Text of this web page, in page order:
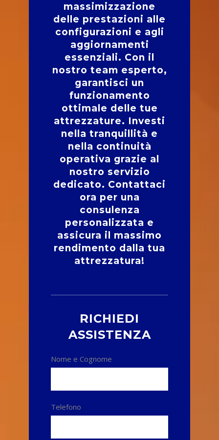
massimizzazione
delle prestazioni alle
configurazioni e agli
aggiornamenti
essenziali. Con il
nostro team esperto,
garantisci un
funzionamento
ottimale delle tue
attrezzature. Investi
nella tranquillità e
nella continuità
operativa grazie al
nostro servizio
dedicato. Contattaci
ora per una
consulenza
personalizzata e
assicura il massimo
rendimento dalla tua
attrezzatura!
RICHIEDI
ASSISTENZA
Nome e Cognome
Telefono